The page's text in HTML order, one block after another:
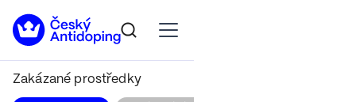
Zakázané prostředky